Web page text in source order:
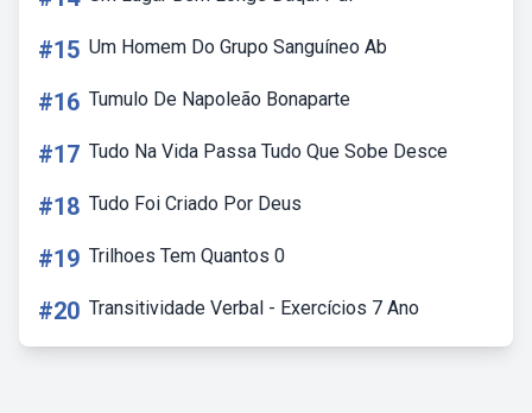
#15 Um Homem Do Grupo Sanguíneo Ab
#16 Tumulo De Napoleão Bonaparte
#17 Tudo Na Vida Passa Tudo Que Sobe Desce
#18 Tudo Foi Criado Por Deus
#19 Trilhoes Tem Quantos 0
#20 Transitividade Verbal - Exercícios 7 Ano